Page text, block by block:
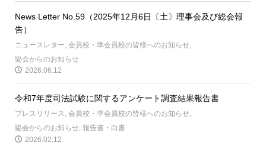
News Letter No.59（2025年12月6日〔土〕理事会及び総会報
告）
ニュースレター, 会員校・準会員校の皆様へのお知らせ,
協会からのお知らせ
2026.06.12
令和7年度司法試験に関するアンケート調査結果報告書
プレスリリース, 会員校・準会員校の皆様へのお知らせ,
協会からのお知らせ, 報告書・白書
2026.02.12